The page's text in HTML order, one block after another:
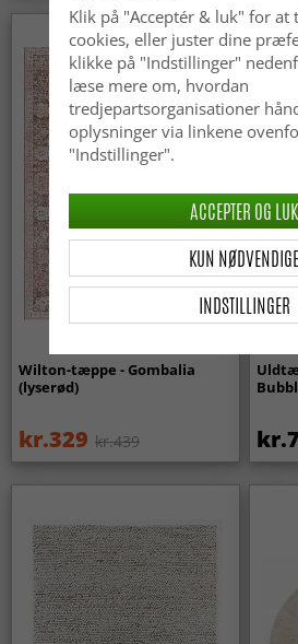
Wilton-tæppe - Gombalia
(lyserød)
kr.329 kr.439
Klik på "Acceptér & luk" for at
cookies, eller juster dine
klikke på "Indstillinger"
læse mere om, hvordan
tredjepartsorganisationer
oplysninger via linkene
"Indstillinger".
INDSTILLINGER
KUN NØDVENDIGE
ACCEPTER OG LUK